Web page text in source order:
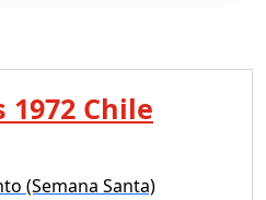
1972 Chile
(Semana Santa)